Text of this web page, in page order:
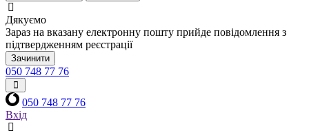
Дякуємо
Зараз на вказану електронну пошту прийде повідомлення з
підтвердженням реєстрації
Зачинити
050 748 77 76
050 748 77 76
Вхід